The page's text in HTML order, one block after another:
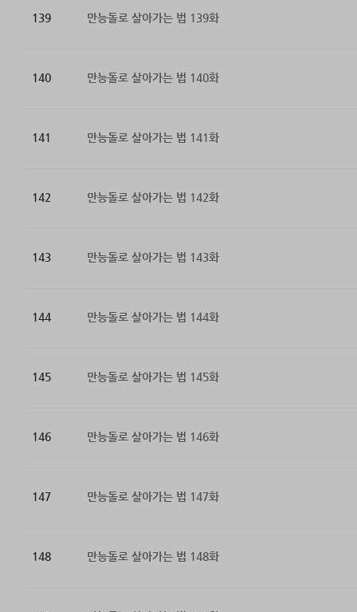
139 만능돌로 살아가는 법 139화
140 만능돌로 살아가는 법 140화
141 만능돌로 살아가는 법 141화
142 만능돌로 살아가는 법 142화
143 만능돌로 살아가는 법 143화
144 만능돌로 살아가는 법 144화
145 만능돌로 살아가는 법 145화
146 만능돌로 살아가는 법 146화
147 만능돌로 살아가는 법 147화
148 만능돌로 살아가는 법 148화